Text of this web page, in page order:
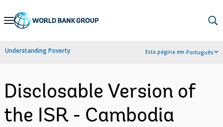
Skip
Navigation
Understanding Poverty Esta página em:Português
Disclosable Version of
the ISR - Cambodia